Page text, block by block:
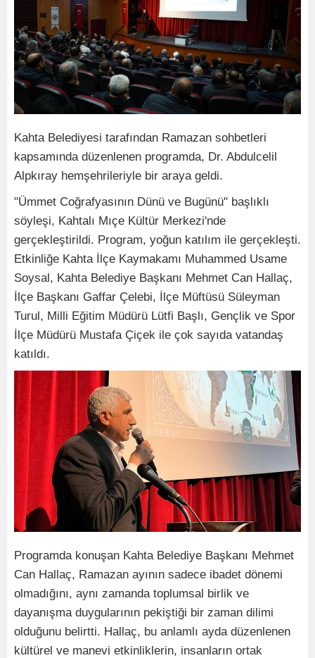
Kahta Belediyesi tarafından Ramazan sohbetleri
kapsamında düzenlenen programda, Dr. Abdulcelil
Alpkıray hemşehrileriyle bir araya geldi.
"Ümmet Coğrafyasının Dünü ve Bugünü" başlıklı
söyleşi, Kahtalı Mıçe Kültür Merkezi'nde
gerçekleştirildi. Program, yoğun katılım ile gerçekleşti.
Etkinliğe Kahta İlçe Kaymakamı Muhammed Usame
Soysal, Kahta Belediye Başkanı Mehmet Can Hallaç,
İlçe Başkanı Gaffar Çelebi, İlçe Müftüsü Süleyman
Turul, Milli Eğitim Müdürü Lütfi Başlı, Gençlik ve Spor
İlçe Müdürü Mustafa Çiçek ile çok sayıda vatandaş
katıldı.
Programda konuşan Kahta Belediye Başkanı Mehmet
Can Hallaç, Ramazan ayının sadece ibadet dönemi
olmadığını, aynı zamanda toplumsal birlik ve
dayanışma duygularının pekiştiği bir zaman dilimi
olduğunu belirtti. Hallaç, bu anlamlı ayda düzenlenen
kültürel ve manevi etkinliklerin, insanların ortak